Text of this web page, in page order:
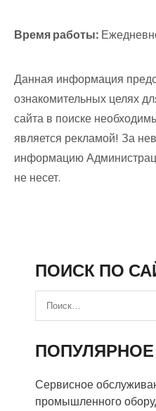
Время работы:
Данная информация
ознакомительных целях
сайта в поиске
является рекламой! За
информацию
не несет.
ПОИСК ПО
Сервисное
промышленного